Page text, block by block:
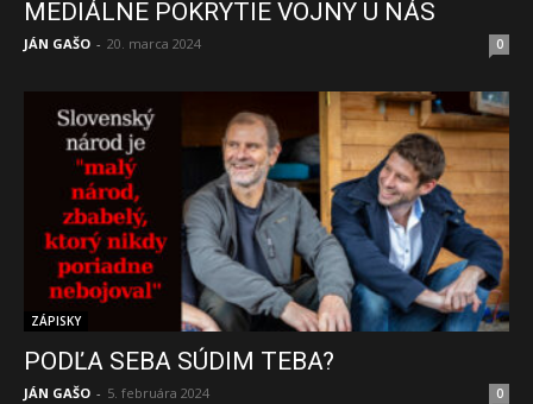
MEDIÁLNE POKRYTIE VOJNY U NÁS
JÁN GAŠO - 20. marca 2024 0
ZÁPISKY
PODĽA SEBA SÚDIM TEBA?
JÁN GAŠO - 5. februára 2024 0